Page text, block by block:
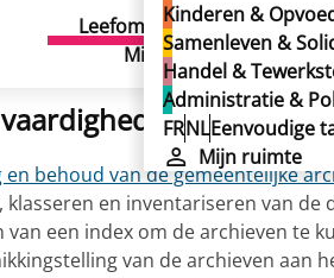
Kinderen &
Samenleven &
Handel &
Administratie &
FRNLEenvoudige
Mijn ruimte
Leefomgeving &
Milieu
archieven
23/09/2025
en behoud van de gemeentelijke
klasseren en inventariseren van de
van een index om de archieven te
van de archieven aan